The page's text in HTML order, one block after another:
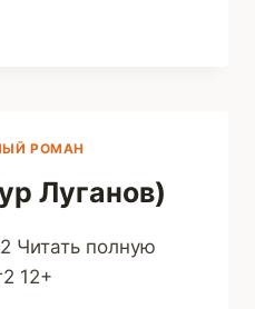
РОМАН
Луганов)
Читать полную
12+